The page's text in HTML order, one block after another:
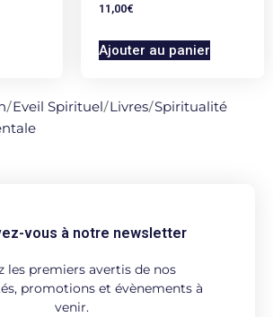
11,00€
Ajouter au panier
/Eveil Spirituel/Livres/Spiritualité
vous à notre newsletter
les premiers avertis de nos
promotions et évènements à
venir.